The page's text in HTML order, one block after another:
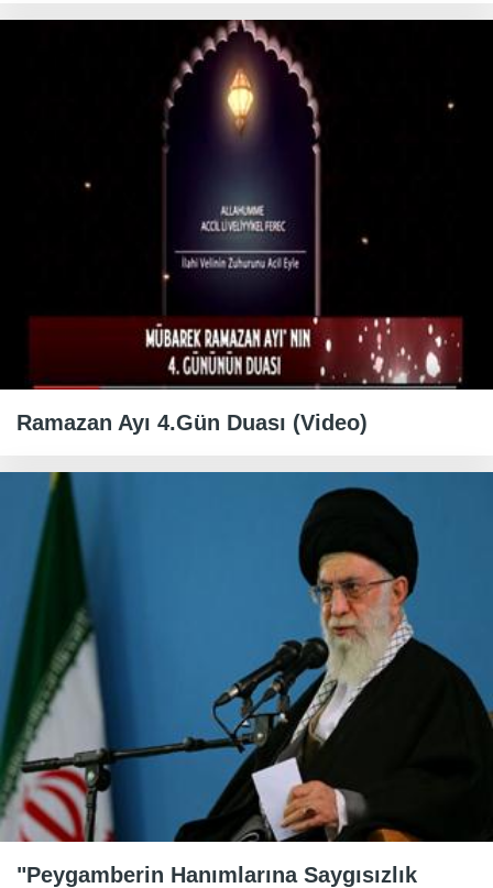
Ramazan Ayı 4.Gün Duası (Video)
"Peygamberin Hanımlarına Saygısızlık